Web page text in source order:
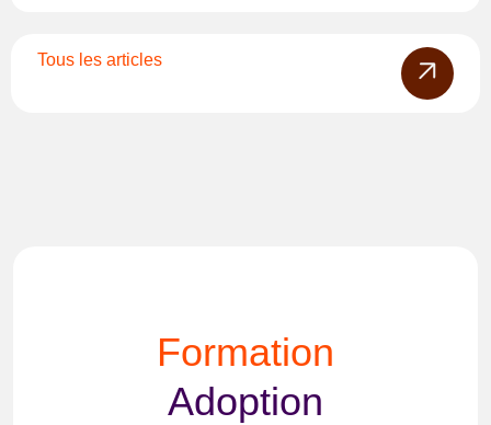
Tous les articles
Formation
Adoption